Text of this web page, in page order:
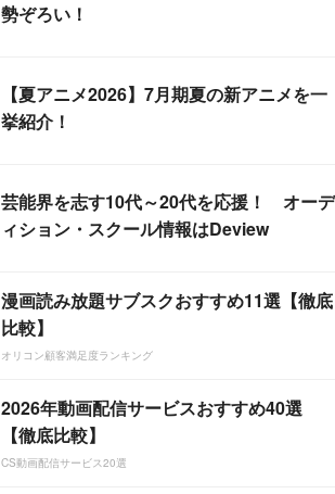
勢ぞろい！
【夏アニメ2026】7月期夏の新アニメを一
挙紹介！
芸能界を志す10代～20代を応援！ オーデ
ィション・スクール情報はDeview
漫画読み放題サブスクおすすめ11選【徹底
比較】
オリコン顧客満足度ランキング
2026年動画配信サービスおすすめ40選
【徹底比較】
CS動画配信サービス20選